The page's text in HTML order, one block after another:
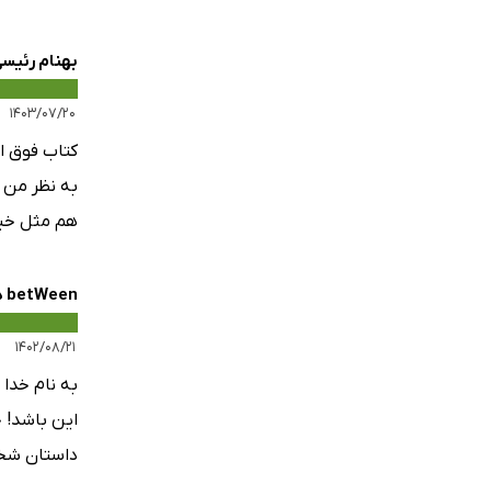
بهنام
۱۴۰۳/۰۷/۲۰
کتاب فوق
به نظر من
هم مثل
betWeen دامنی
۱۴۰۲/۰۸/۲۱
به نام
این
داستان